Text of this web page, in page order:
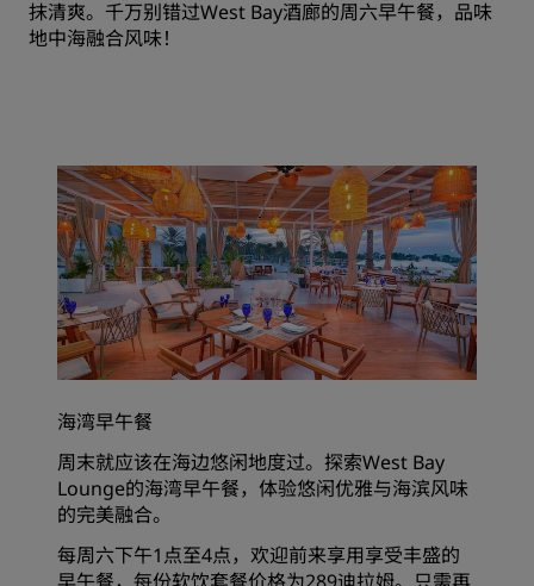
抹清爽。千万别错过West Bay酒廊的周六早午餐，品味
地中海融合风味！
海湾早午餐
周末就应该在海边悠闲地度过。探索West Bay
Lounge的海湾早午餐，体验悠闲优雅与海滨风味
的完美融合。
每周六下午1点至4点，欢迎前来享用享受丰盛的